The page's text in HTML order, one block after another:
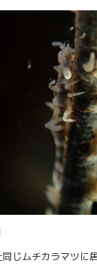
じムチカラマツに